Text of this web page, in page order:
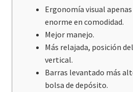
Ergonomía visual
enorme en comodidad.
Mejor manejo.
Más relajada, posición
vertical.
Barras levantado más
bolsa de depósito.